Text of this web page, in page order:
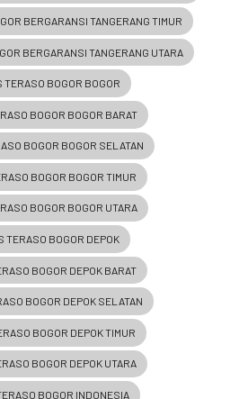
BERGARANSI TANGERANG TIMUR
BERGARANSI TANGERANG UTARA
TERASO BOGOR BOGOR
BOGOR BOGOR BARAT
BOGOR BOGOR SELATAN
BOGOR BOGOR TIMUR
BOGOR BOGOR UTARA
TERASO BOGOR DEPOK
BOGOR DEPOK BARAT
BOGOR DEPOK SELATAN
BOGOR DEPOK TIMUR
BOGOR DEPOK UTARA
BOGOR INDONESIA